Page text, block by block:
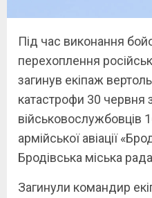
Під час виконання
перехоплення
загинув екіпаж
катастрофи 30 червня
військовослужбовців
армійської авіації
Бродівська міська
Загинули командир